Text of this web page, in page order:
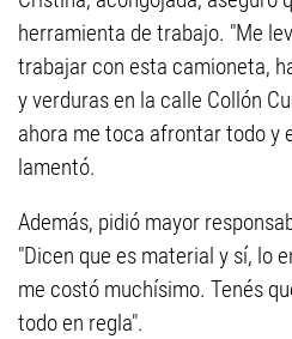
herramienta de trabajo. "Me
trabajar con esta camioneta,
y verduras en la calle Collón
ahora me toca afrontar todo y
lamentó.
Además, pidió mayor
"Dicen que es material y sí, lo
me costó muchísimo. Tenés
todo en regla".